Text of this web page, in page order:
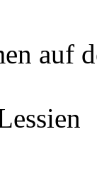
auf